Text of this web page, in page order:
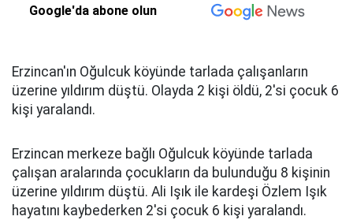
Google'da abone olun
Erzincan'ın Oğulcuk köyünde tarlada çalışanların
üzerine yıldırım düştü. Olayda 2 kişi öldü, 2'si çocuk 6
kişi yaralandı.
Erzincan merkeze bağlı Oğulcuk köyünde tarlada
çalışan aralarında çocukların da bulunduğu 8 kişinin
üzerine yıldırım düştü. Ali Işık ile kardeşi Özlem Işık
hayatını kaybederken 2'si çocuk 6 kişi yaralandı.